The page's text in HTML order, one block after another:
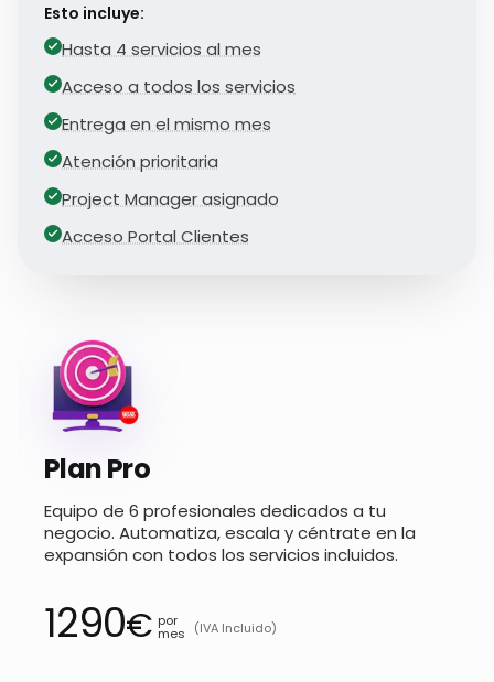
Esto incluye:
Hasta 4 servicios al mes
Acceso a todos los servicios
Entrega en el mismo mes
Atención prioritaria
Project Manager asignado
Acceso Portal Clientes
Plan Pro
Equipo de 6 profesionales dedicados a tu
negocio. Automatiza, escala y céntrate en la
expansión con todos los servicios incluidos.
1290€ por
mes (IVA Incluido)